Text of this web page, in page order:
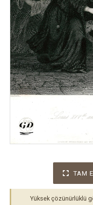
TAM
Yüksek çözünürlüklü